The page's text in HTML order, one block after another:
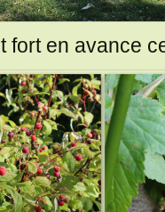
fort en avance